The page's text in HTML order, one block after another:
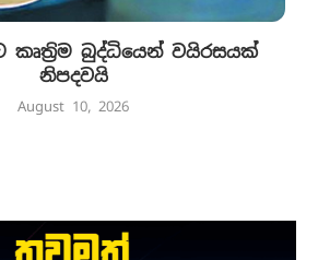
කෘත්‍රිම බුද්ධියෙන් වයිරසයක්
නිපදවයි
August 10, 2026